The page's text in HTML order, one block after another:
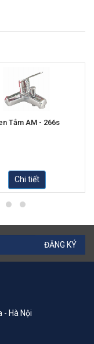
Tắm AM - 266s
Chi tiết
ĐĂNG KÝ
- Hà Nội